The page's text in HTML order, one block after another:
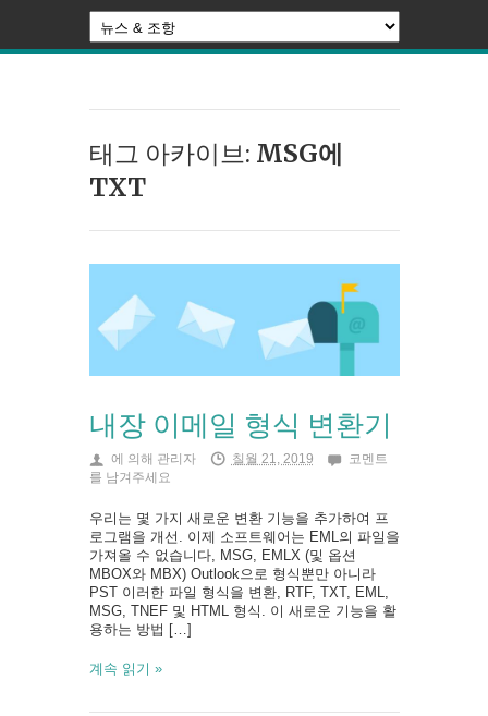
태그 아카이브: MSG에
TXT
내장 이메일 형식 변환기
에 의해 관리자 칠월 21, 2019
코멘트
를 남겨주세요
우리는 몇 가지 새로운 변환 기능을 추가하여 프
로그램을 개선. 이제 소프트웨어는 EML의 파일을
가져올 수 없습니다, MSG, EMLX (및 옵션
MBOX와 MBX) Outlook으로 형식뿐만 아니라
PST 이러한 파일 형식을 변환, RTF, TXT, EML,
MSG, TNEF 및 HTML 형식. 이 새로운 기능을 활
용하는 방법 […]
계속 읽기 »